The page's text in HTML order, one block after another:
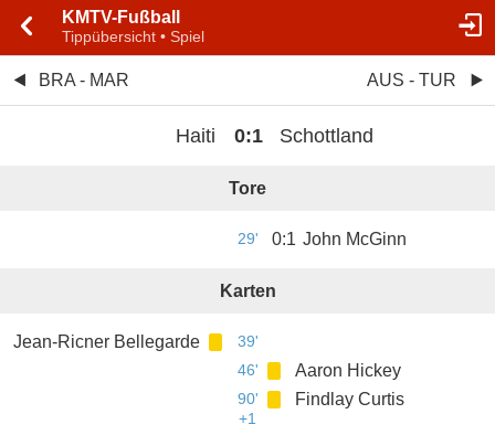
KMTV-Fußball
Tippübersicht • Spiel
BRA - MAR AUS - TUR
Haiti 0:1 Schottland
Tore
29' 0:1 John McGinn
Karten
Jean-Ricner Bellegarde
39'
46'
Aaron Hickey
90'
+1
Findlay Curtis